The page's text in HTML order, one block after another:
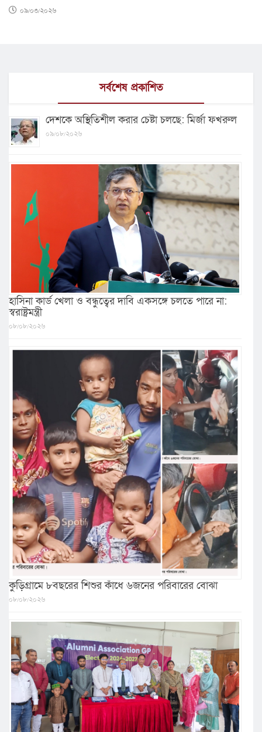
০৯/০৩/২০২৬
সর্বশেষ প্রকাশিত
দেশকে অস্থিতিশীল করার চেষ্টা চলছে: মির্জা ফখরুল
০৯/০৮/২০২৬
হাসিনা কার্ড খেলা ও বন্ধুত্বের দাবি একসঙ্গে চলতে পারে না:
স্বরাষ্ট্রমন্ত্রী
০৮/০৮/২০২৬
কুড়িগ্রামে ৮বছরের শিশুর কাঁধে ৬জনের পরিবারের বোঝা
০৮/০৮/২০২৬